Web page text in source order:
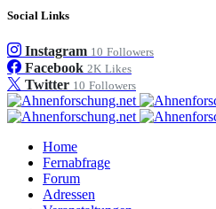
Social Links
Instagram 10 Followers
Facebook 2K Likes
Twitter 10 Followers
Home
Fernabfrage
Forum
Adressen